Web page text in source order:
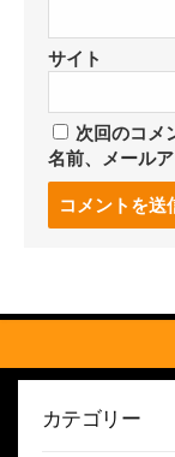
サイト
次回のコメ
名前、メール
カテゴリー